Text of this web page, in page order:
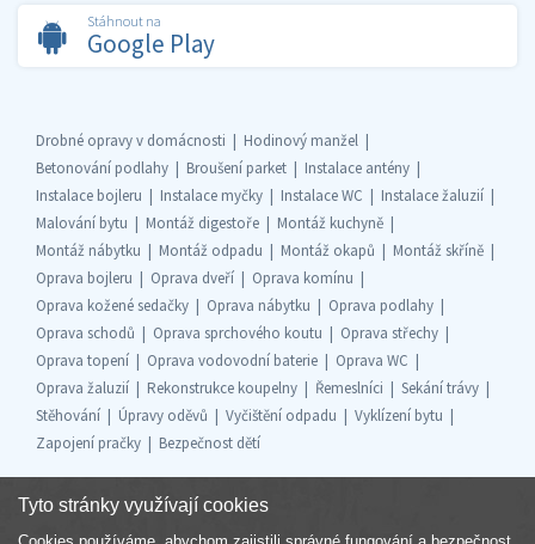
Stáhnout na
Google Play
Drobné opravy v domácnosti
Hodinový manžel
Betonování podlahy
Broušení parket
Instalace antény
Instalace bojleru
Instalace myčky Instalace WC
Instalace žaluzií
Malování bytu
Montáž digestoře
Montáž kuchyně
Montáž nábytku
Montáž odpadu Montáž okapů
Montáž skříně
Oprava bojleru
Oprava dveří
Oprava komínu
Oprava kožené sedačky
Oprava nábytku
Oprava podlahy
Oprava schodů
Oprava sprchového koutu
Oprava střechy
Oprava topení
Oprava vodovodní baterie
Oprava WC
Oprava žaluzií
Rekonstrukce koupelny Řemeslníci
Sekání trávy
Stěhování
Úpravy oděvů Vyčištění odpadu
Vyklízení bytu
Zapojení pračky
Bezpečnost dětí
Tyto stránky využívají cookies